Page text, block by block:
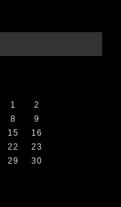
1
2
8
9
15
16
22
23
29
30